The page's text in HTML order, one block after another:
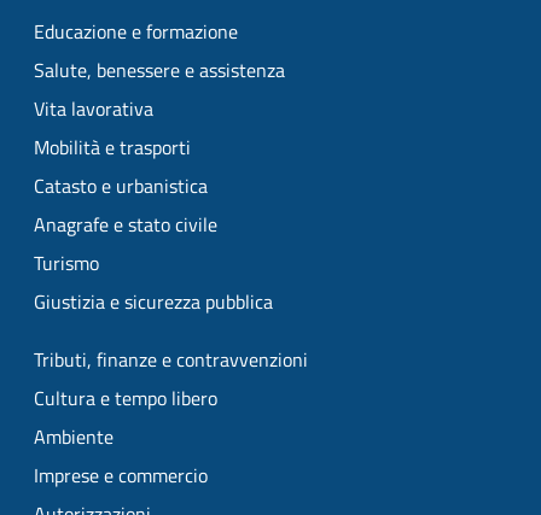
Educazione e formazione
Salute, benessere e assistenza
Vita lavorativa
Mobilità e trasporti
Catasto e urbanistica
Anagrafe e stato civile
Turismo
Giustizia e sicurezza pubblica
Tributi, finanze e contravvenzioni
Cultura e tempo libero
Ambiente
Imprese e commercio